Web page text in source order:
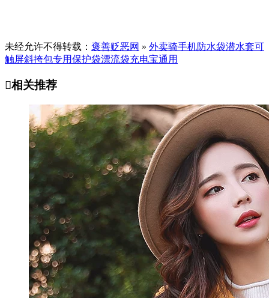
未经允许不得转载： 褒善贬恶网 » 外卖骑手机防水袋潜水套可
触屏斜挎包专用保护袋漂流袋充电宝通用
相关推荐